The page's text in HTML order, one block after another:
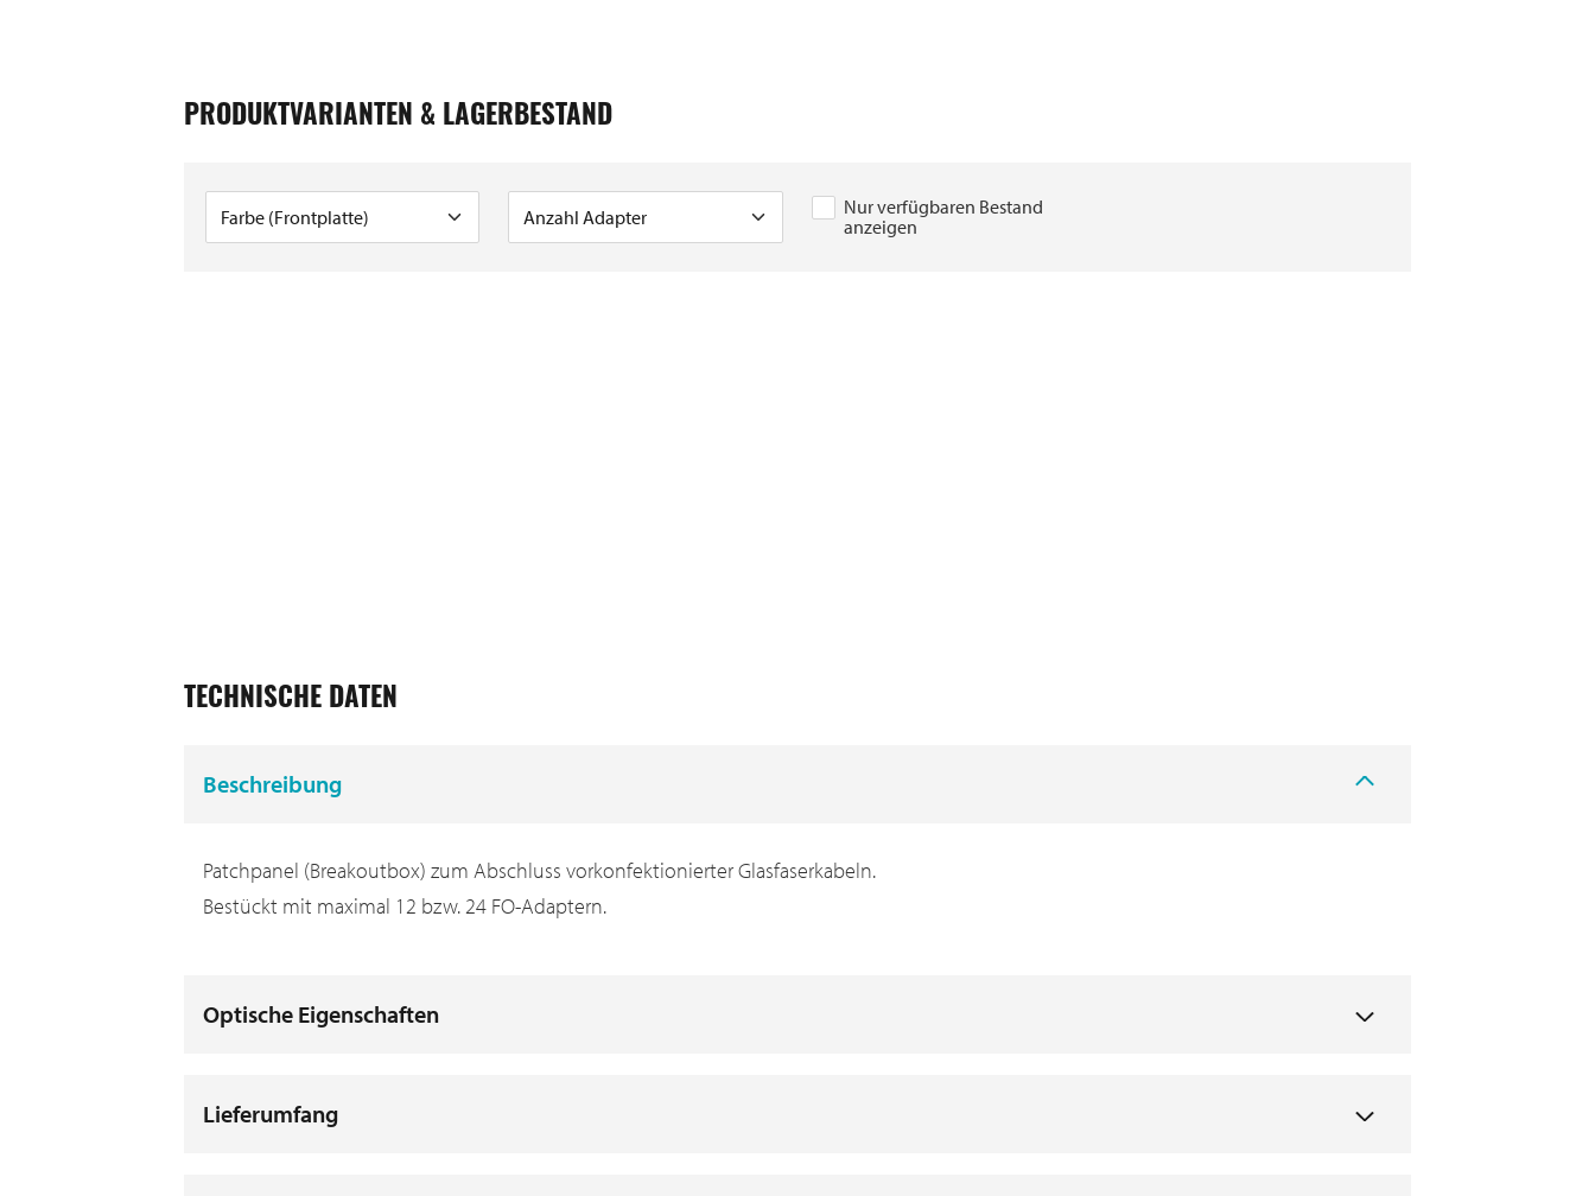
PRODUKTVARIANTEN & LAGERBESTAND
Nur verfügbaren Bestand
anzeigen
TECHNISCHE DATEN
Beschreibung
Patchpanel (Breakoutbox) zum Abschluss vorkonfektionierter Glasfaserkabeln.
Bestückt mit maximal 12 bzw. 24 FO-Adaptern.
Optische Eigenschaften
Lieferumfang